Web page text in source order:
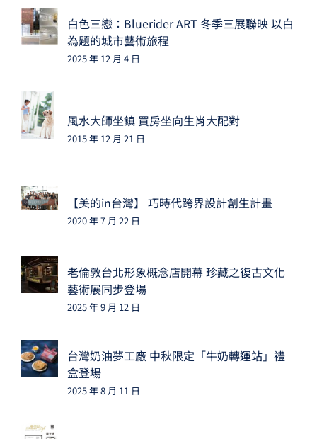
白色三戀：Bluerider ART 冬季三展聯映 以白
為題的城市藝術旅程
2025 年 12 月 4 日
風水大師坐鎮 買房坐向生肖大配對
2015 年 12 月 21 日
【美的in台灣】 巧時代跨界設計創生計畫
2020 年 7 月 22 日
老倫敦台北形象概念店開幕 珍藏之復古文化
藝術展同步登場
2025 年 9 月 12 日
台灣奶油夢工廠 中秋限定「牛奶轉運站」禮
盒登場
2025 年 8 月 11 日